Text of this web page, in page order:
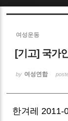
여성운동
[기고] 국가
by 여성연합
한겨레 2011-